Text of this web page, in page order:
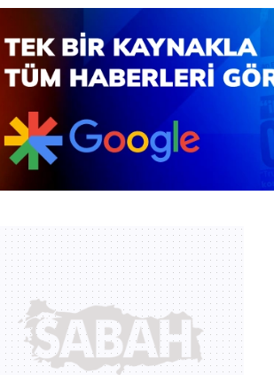
mevzuata uygun olarak kullanılan